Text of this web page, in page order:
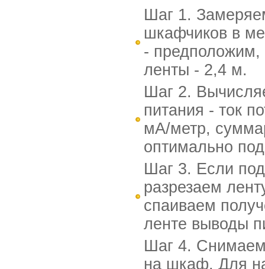
Шаг 1.
шкафчиков в
-
ленты - 2,4 м.
Шаг 2.
питания - ток
мА/метр,
оптимально
Шаг 3. Если
разрезаем
спаиваем
ленте выводы
Шаг 4.
на шкаф. Для